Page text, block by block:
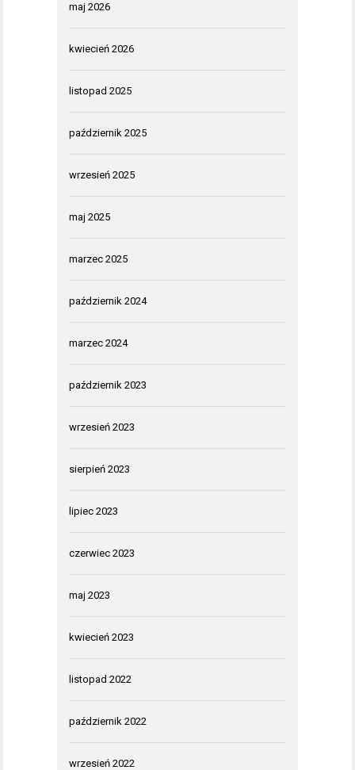
maj 2026
kwiecień 2026
listopad 2025
październik 2025
wrzesień 2025
maj 2025
marzec 2025
październik 2024
marzec 2024
październik 2023
wrzesień 2023
sierpień 2023
lipiec 2023
czerwiec 2023
maj 2023
kwiecień 2023
listopad 2022
październik 2022
wrzesień 2022